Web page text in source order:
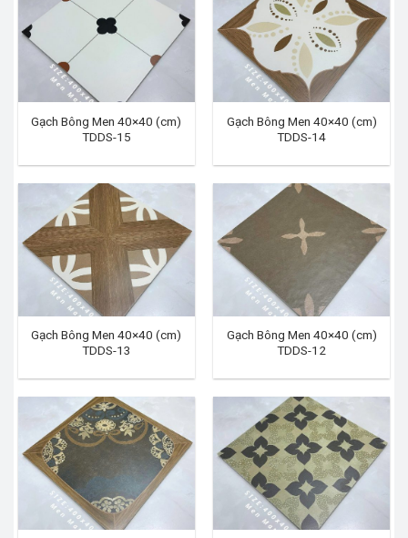
Gạch Bông Men 40×40 (cm)
TDDS-15
Gạch Bông Men 40×40 (cm)
TDDS-14
Gạch Bông Men 40×40 (cm)
TDDS-13
Gạch Bông Men 40×40 (cm)
TDDS-12